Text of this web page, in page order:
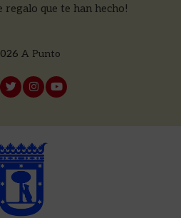
regalo que te han hecho!
A Punto